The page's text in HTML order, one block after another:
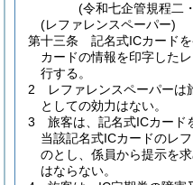
(令和七企管規程二
(レファレンスペーパー)
第十三条
記名式ICカード
カードの情報を印字した
行する。
2
レファレンスペーパーは
としての効力はない。
3
旅客は、記名式ICカード
当該記名式ICカードのレ
のとし、係員から提示を
はならない。